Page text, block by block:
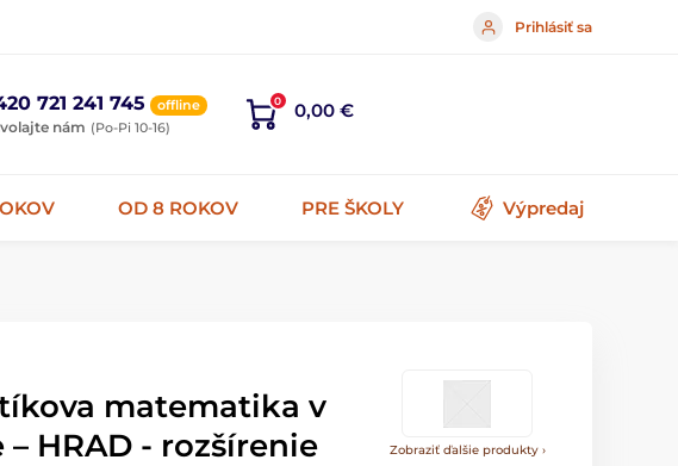
Prihlásiť sa
721 241 745 offline
nám (Po-Pi 10-16)
0 0,00 €
OD 8 ROKOV PRE ŠKOLY Výpredaj
Zobraziť ďalšie produkty ›
matematika v
– HRAD - rozšírenie